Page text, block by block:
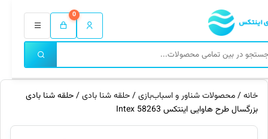
0
خانه/محصولات شناور و اسباب‌بازی/حلقه شنا بادی/ حلقه شنا بادی
بزرگسال طرح هاوایی اینتکس 58263 Intex